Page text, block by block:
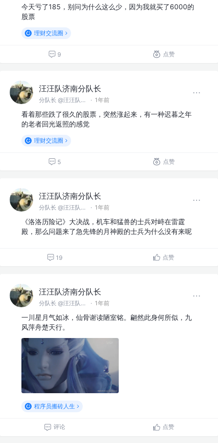
今天亏了185，别问为什么这么少，因为我就买了6000的
股票
理财交流圈
9 点赞
汪汪队济南分队长
分队长 @汪汪队济南分队 · 1年前
看着那些跌了很久的股票，突然涨起来，有一种迟暮之年
的老者回光返照的感觉
理财交流圈
5 点赞
汪汪队济南分队长
分队长 @汪汪队济南分队 · 1年前
《洛洛历险记》大决战，机车和猛兽的士兵对峙在雷霆
殿，那么问题来了急先锋的月神殿的士兵为什么没有来呢
19 点赞
汪汪队济南分队长
分队长 @汪汪队济南分队 · 1年前
一川星月气如冰，仙骨谢读陋室铭。翩然此身何所似，九
风萍舟楚天行。
程序员搬砖人生
评论 点赞